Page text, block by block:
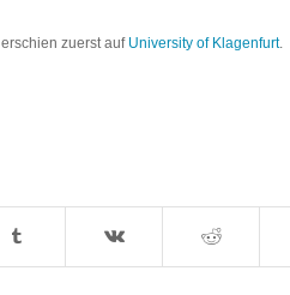
erschien zuerst auf University of Klagenfurt.